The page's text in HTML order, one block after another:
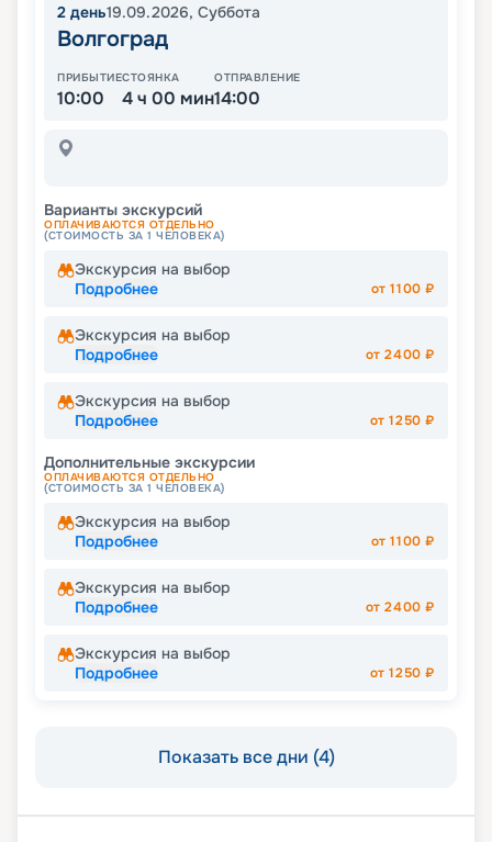
2 день19.09.2026, Суббота
Волгоград
ПРИБЫТИЕ
10:00
СТОЯНКА
4 ч 00 мин
ОТПРАВЛЕНИЕ
14:00
Варианты экскурсий
ОПЛАЧИВАЮТСЯ ОТДЕЛЬНО
(СТОИМОСТЬ ЗА 1 ЧЕЛОВЕКА)
Экскурсия на выбор
Подробнее
от1100 ₽
Экскурсия на выбор
Подробнее
от2400 ₽
Экскурсия на выбор
Подробнее
от1250 ₽
Дополнительные экскурсии
ОПЛАЧИВАЮТСЯ ОТДЕЛЬНО
(СТОИМОСТЬ ЗА 1 ЧЕЛОВЕКА)
Экскурсия на выбор
Подробнее
от1100 ₽
Экскурсия на выбор
Подробнее
от2400 ₽
Экскурсия на выбор
Подробнее
от1250 ₽
Показать все дни (4)